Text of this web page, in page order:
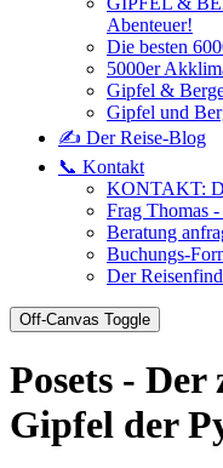
Abenteuer!
Die besten
5000er
Gipfel &
Gipfel und
✍️ Der Reise-Blog
📞 Kontakt
KONTAKT:
Frag Thomas
Beratung
Buchungs-
Der
Off-Canvas Toggle
Posets -
Gipfel der